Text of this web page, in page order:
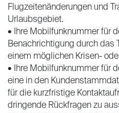
Flugzeitenänderungen und
Urlaubsgebiet.
• Ihre Mobilfunknummer für
Benachrichtigung durch das
einem möglichen Krisen-
• Ihre Mobilfunknummer für
eine in den
für die kurzfristige
dringende Rückfragen zu